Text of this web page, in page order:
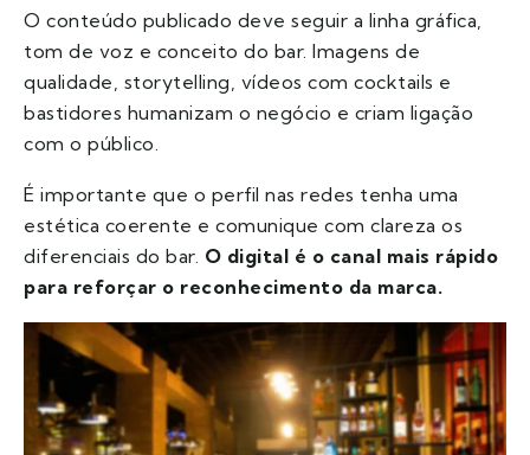
O conteúdo publicado deve seguir a linha gráfica,
tom de voz e conceito do bar. Imagens de
qualidade, storytelling, vídeos com cocktails e
bastidores humanizam o negócio e criam ligação
com o público.
É importante que o perfil nas redes tenha uma
estética coerente e comunique com clareza os
diferenciais do bar. O digital é o canal mais rápido
para reforçar o reconhecimento da marca.